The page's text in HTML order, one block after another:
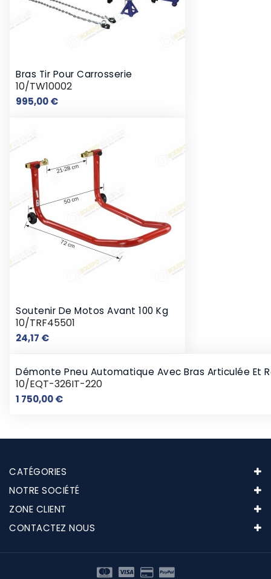
Bras Tir Pour Carrosserie
10/TW10002
995,00 €Prix
Soutenir De Motos Avant 100 Kg
10/TRF45501
24,17 €Prix
Démonte Pneu Automatique Avec Bras Articulée Et
10/EQT-326IT-220
1 750,00 €Prix
CATÉGORIES
NOTRE SOCIÉTÉ
ZONE CLIENT
CONTACTEZ NOUS